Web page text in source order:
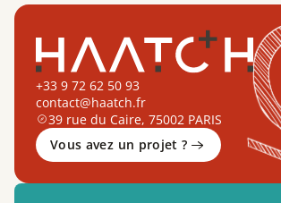
+33 9 72 62 50 93
contact@haatch.fr
39 rue du Caire, 75002 PARIS
Vous avez un projet ?